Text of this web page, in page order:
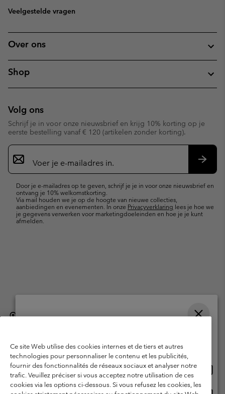
Veelgestelde vragen
Over ons
Shop
Volg ons
Schrijf je in voor onze nieuwsbrief en krijg 10% korting op je
eerste bestelling vanaf € 120 (artikelen zonder korting).
Aanmelden
voor
e-
Door je e-mailadres op te geven, schrijf je je in voor onze nieuwsbrief en
ontvang je 10% welkomstkorting.
Via mail houden we je op de hoogte van nieuwe collecties,
aanbiedingen en evenementen. In onze Privacyverklaring lees je hoe we
je gegevens verwerken voor marketingdoeleinden en hoe je je kunt
afmelden.
België (Nederlands) | English ›| français ›
Gebruiksvoorwaarden
Verkoopvoorwaarden
Garantie
Privacybeleid
Gebruiksvoorwaarden voor lidmaatschap
Voorwaarden voor door gebruikers gegenereerde inhoud
Impressum
Ce site Web utilise des cookies internes et de tiers et autres
technologies pour personnaliser le contenu et les publicités,
fournir des fonctionnalités de réseaux sociaux et analyser notre
trafic. Veuillez préciser si vous acceptez notre utilisation de ces
cookies via les options ci-dessous. Si vous refusez les cookies, les
Online shoppen beschikbaar
United States